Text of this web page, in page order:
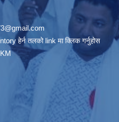
हेर्न तलको link मा क्लिक गर्नुहोस